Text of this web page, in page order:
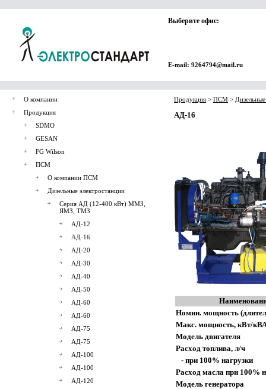
Выберите офис:
E-mail: 9264794@mail.ru
О компании
Продукция
SDMO
GESAN
FG Wilson
ПСМ
О компании ПСМ
Дизельные электростанции
Серия АД (12-400 кВт) ММЗ,
ЯМЗ, ТМЗ
АД-12
АД-16
АД-20
АД-30
АД-40
АД-50
АД-60
АД-60
АД-75
АД-75
АД-100
АД-100
АД-120
Продукция > ПСМ >
АД-16
Номин. мощность
Макс. мощность, кВт/
Модель двигателя
Расход топлива, л/ч
- при 100% нагрузки
Расход масла при 100%
Модель генератора